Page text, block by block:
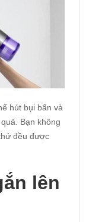
hút bụi bẩn và
Bạn không
đều được
lên